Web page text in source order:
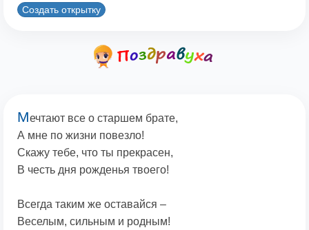
Создать открытку
Мечтают все о старшем брате,
А мне по жизни повезло!
Скажу тебе, что ты прекрасен,
В честь дня рожденья твоего!
Всегда таким же оставайся –
Веселым, сильным и родным!